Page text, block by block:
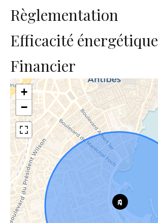
Règlementation
Efficacité énergétique
Financier
+
−